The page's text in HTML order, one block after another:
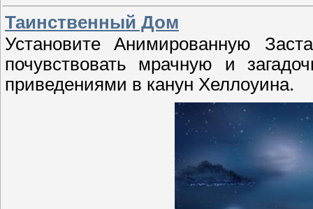
Таинственный Дом
Установите Анимированную
почувствовать мрачную и
приведениями в канун Хеллоуина.